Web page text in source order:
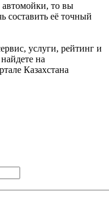
автомойки, то вы
составить её точный
услуги, рейтинг и
на
Казахстана